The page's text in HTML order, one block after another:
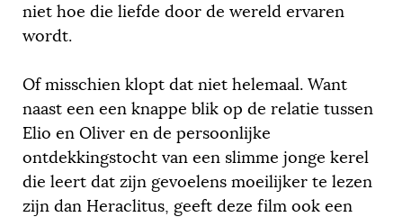
niet hoe die liefde door de wereld ervaren
wordt.
Of misschien klopt dat niet helemaal. Want
naast een een knappe blik op de relatie tussen
Elio en Oliver en de persoonlijke
ontdekkingstocht van een slimme jonge kerel
die leert dat zijn gevoelens moeilijker te lezen
zijn dan Heraclitus, geeft deze film ook een